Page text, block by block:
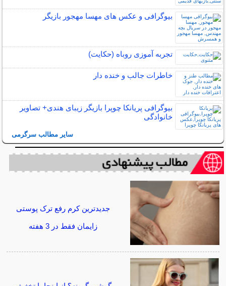
بیوگرافی و عکس های مهسا مهجور بازیگر
تجربه آموزی روباه (حکایت)
خاطرات جالب و خنده دار
بیوگرافی پریانکا چوپرا بازیگر زیبای هندی+ تصاویر
خانوادگی
سایر مطالب سرگرمی
جدیدترین کرم رفع ترک پوستی
زایمان فقط در 3 هفته